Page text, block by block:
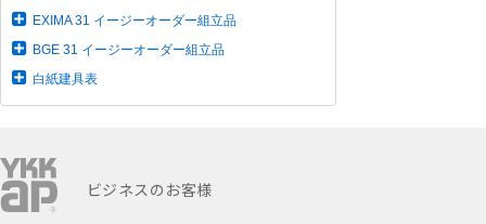
EXIMA 31 イージーオーダー組立品
BGE 31 イージーオーダー組立品
白紙建具表
ビジネスのお客様